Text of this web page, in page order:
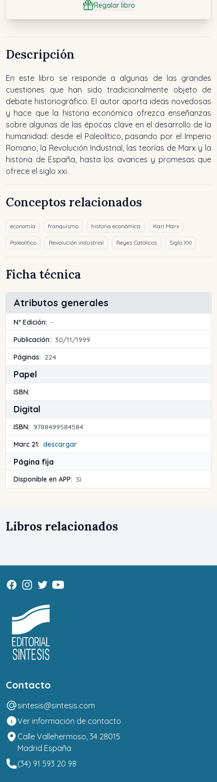
Regalar libro
Descripción
En este libro se responde a algunas de las grandes
cuestiones que han sido tradicionalmente objeto de
debate historiográfico. El autor aporta ideas novedosas
y hace que la historia económica ofrezca enseñanzas
sobre algunas de las épocas clave en el desarrollo de la
humanidad: desde el Paleolítico, pasando por el Imperio
Romano, la Revolución Industrial, las teorías de Marx y la
historia de España, hasta los avances y promesas que
ofrece el siglo xxi.
Conceptos relacionados
economía franquismo historia económica Karl Marx
Paleolítico Revolución industrial Reyes Católicos Siglo XXI
Ficha técnica
Atributos generales
Nº Edición: -
Publicación: 30/11/1999
Páginas: 224
Papel
ISBN:
Digital
ISBN: 9788499584584
Marc 21: descargar
Página fija
Disponible en APP: Sí
Libros relacionados
Contacto
sintesis@sintesis.com
Ver información de contacto
Calle Vallehermoso, 34 28015
Madrid España
(34) 91 593 20 98